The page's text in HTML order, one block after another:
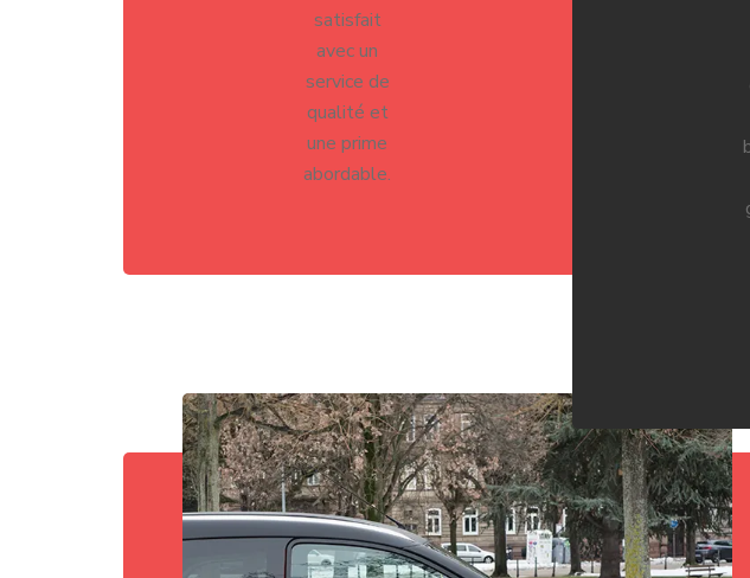
satisfait
avec un
service de
qualité et
une prime
abordable.